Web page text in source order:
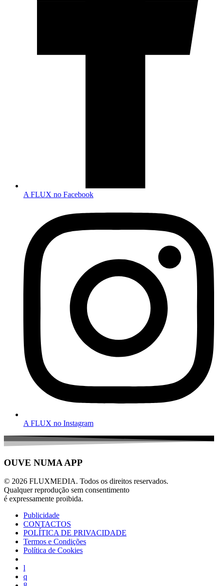
A FLUX no Facebook
A FLUX no Instagram
OUVE NUMA APP
© 2026 FLUXMEDIA. Todos os direitos reservados.
Qualquer reprodução sem consentimento
é expressamente proibida.
Publicidade
CONTACTOS
POLÍTICA DE PRIVACIDADE
Termos e Condições
Política de Cookies